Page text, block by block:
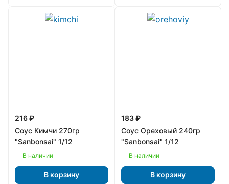
216 ₽
Соус Кимчи 270гр
"Sanbonsai" 1/12
В наличии
В корзину
183 ₽
Соус Ореховый 240гр
"Sanbonsai" 1/12
В наличии
В корзину